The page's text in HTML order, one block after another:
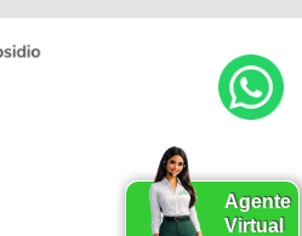
Agente
Virtual